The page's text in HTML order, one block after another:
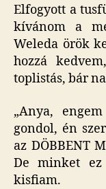
Elfogyott a
kívánom a
Weleda örök
hozzá
toplistás, bár
„Anya,
gondol, én
az DÖBBENT
De minket ez
kisfiam.